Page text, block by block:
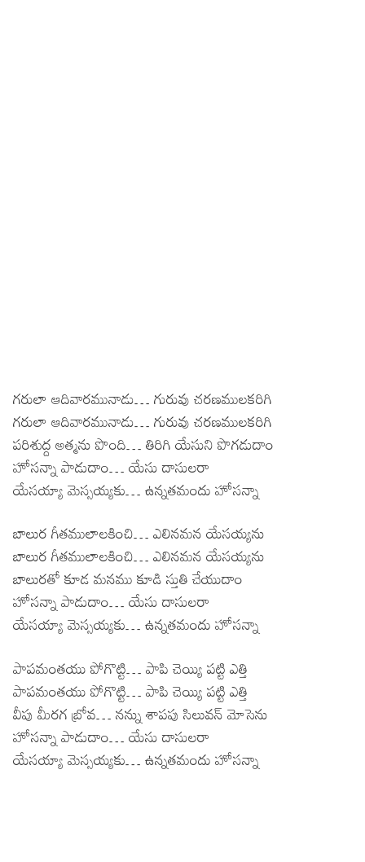
గరులా ఆదివారమునాడు… గురువు చరణములకరిగి
గరులా ఆదివారమునాడు… గురువు చరణములకరిగి
పరిశుద్ద అత్మను పొంది… తిరిగి యేసుని పొగడుదాం
హోసన్నా పాడుదాం… యేసు దాసులరా
యేసయ్యా మెస్సయ్యకు… ఉన్నతమందు హోసన్నా
బాలుర గీతములాలకించి… ఎలినమన యేసయ్యను
బాలుర గీతములాలకించి… ఎలినమన యేసయ్యను
బాలురతో కూడ మనము కూడి స్తుతి చేయుదాం
హోసన్నా పాడుదాం… యేసు దాసులరా
యేసయ్యా మెస్సయ్యకు… ఉన్నతమందు హోసన్నా
పాపమంతయు పోగొట్టి… పాపి చెయ్యి పట్టి ఎత్తి
పాపమంతయు పోగొట్టి… పాపి చెయ్యి పట్టి ఎత్తి
వీపు మీరగ బ్రోవ… నన్ను శాపపు సిలువన్ మోసెను
హోసన్నా పాడుదాం… యేసు దాసులరా
యేసయ్యా మెస్సయ్యకు… ఉన్నతమందు హోసన్నా